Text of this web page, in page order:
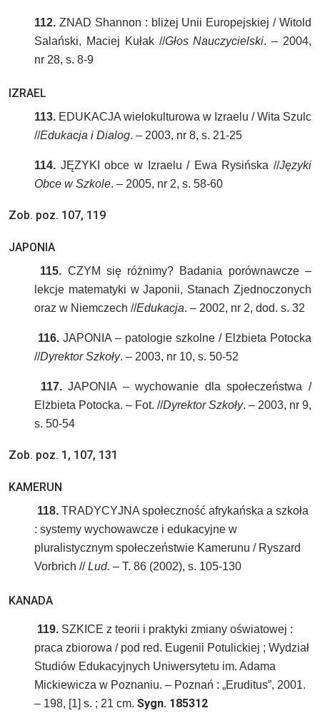
112. ZNAD Shannon : bliżej Unii Europejskiej / Witold
Salański, Maciej Kułak //Głos Nauczycielski. – 2004,
nr 28, s. 8-9
IZRAEL
113. EDUKACJA wielokulturowa w Izraelu / Wita Szulc
//Edukacja i Dialog. – 2003, nr 8, s. 21-25
114. JĘZYKI obce w Izraelu / Ewa Rysińska //Języki
Obce w Szkole. – 2005, nr 2, s. 58-60
Zob. poz. 107, 119
JAPONIA
115. CZYM się różnimy? Badania porównawcze –
lekcje matematyki w Japonii, Stanach Zjednoczonych
oraz w Niemczech //Edukacja. – 2002, nr 2, dod. s. 32
116. JAPONIA – patologie szkolne / Elżbieta Potocka
//Dyrektor Szkoły. – 2003, nr 10, s. 50-52
117.JAPONIA – wychowanie dla społeczeństwa /
Elżbieta Potocka. – Fot. //Dyrektor Szkoły. – 2003, nr 9,
s. 50-54
Zob. poz. 1, 107, 131
KAMERUN
118. TRADYCYJNA społeczność afrykańska a szkoła
: systemy wychowawcze i edukacyjne w
pluralistycznym społeczeństwie Kamerunu / Ryszard
Vorbrich //Lud. – T. 86 (2002), s. 105-130
KANADA
119. SZKICE z teorii i praktyki zmiany oświatowej :
praca zbiorowa / pod red. Eugenii Potulickiej ; Wydział
Studiów Edukacyjnych Uniwersytetu im. Adama
Mickiewicza w Poznaniu. – Poznań : „Eruditus”, 2001.
– 198, [1] s. ; 21 cm. Sygn. 185312